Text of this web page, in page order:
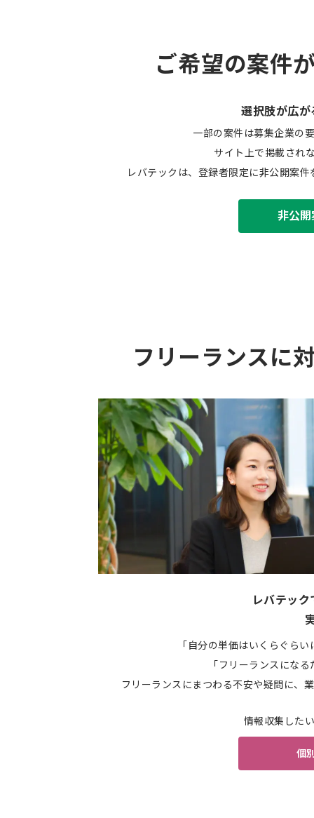
ご希望の案件
選択肢が広が
一部の案件は募集企業の
サイト上で掲載され
レバテックは、登録者限定に非公開案
非公
フリーランスに
レバテッ
「自分の単価はいくらぐら
「フリーランスにな
フリーランスにまつわる不安や疑問に、
情報収集した
個